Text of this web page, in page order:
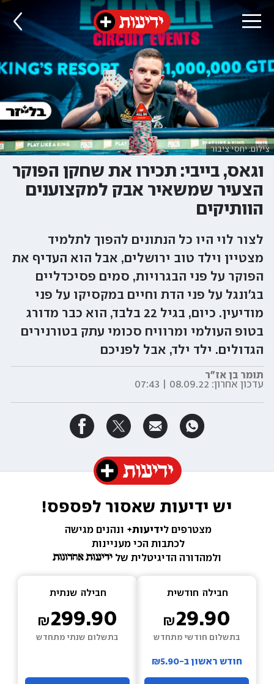
צילום: יחסי ציבור
וגאס, בייבי: תכירו את שחקן הפוקר
הצעיר שמשאיר אבק למקצוענים
הוותיקים
לצור לוי היו כל הנתונים להפוך לתלמיד
מצטיין וילד טוב ירושלים, אבל הוא העדיף את
הפוקר על פני הבגרויות, סמים פסיכדליים
בג'ונגל על פני הדת וחיים במקסיקו על פני
מודיעין. כיום, בגיל 22 בלבד, הוא כבר מדורג
בטופ העולמי ומרוויח סכומי עתק בטורנירים
הגדולים. ילד ילד, אבל לפניכם
תומר בן אז"ר
עדכון אחרון: 08.09.22 | 07:43
יש ידיעות שאסור לפספס!
מצטרפים לידיעות+ ונהנים מגישה
לכתבות הכי מעניינות
ולמהדורה הדיגיטלית של
חבילה חודשית
29.90
בתשלום חודשי מתחדש
חודש ראשון ב-₪5.90
חבילה שנתית
299.90
בתשלום שנתי מתחדש